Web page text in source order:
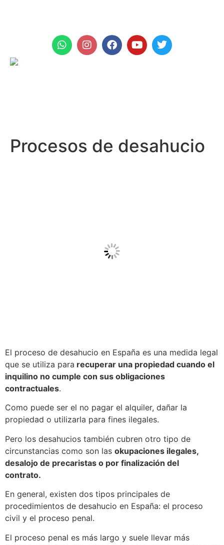
Procesos de desahucio
El proceso de desahucio en España es una medida legal
que se utiliza para recuperar una propiedad cuando el
inquilino no cumple con sus obligaciones
contractuales.
Como puede ser el no pagar el alquiler, dañar la
propiedad o utilizarla para fines ilegales.
Pero los desahucios también cubren otro tipo de
circunstancias como son las okupaciones ilegales,
desalojo de precaristas o por finalización del
contrato.
En general, existen dos tipos principales de
procedimientos de desahucio en España: el proceso
civil y el proceso penal.
El proceso penal es más largo y suele llevar más